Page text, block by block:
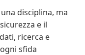
disciplina, ma
e il
ricerca e
sfida